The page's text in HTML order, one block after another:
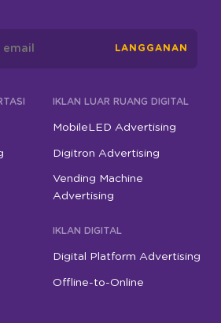
LANGGANAN
IKLAN LUAR RUANG DIGITAL
MobileLED Advertising
Digitron Advertising
Vending Machine
Advertising
IKLAN DIGITAL
Digital Platform Advertising
Offline-to-Online